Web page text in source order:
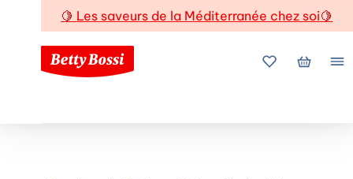
🍋 Les saveurs de la Méditerranée chez soi🍋
Mes favoris
Mon